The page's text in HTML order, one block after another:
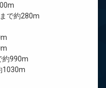
で約280m
約990m
1030m